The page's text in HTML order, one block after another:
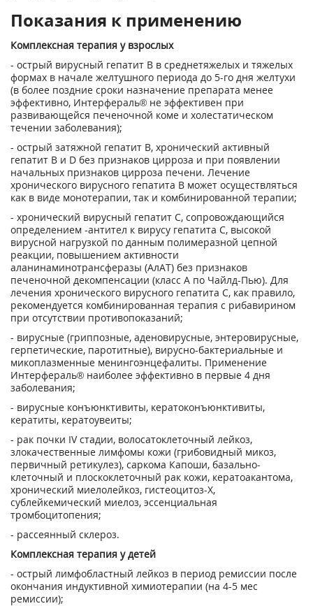
Показания к применению
Комплексная терапия у взрослых
- острый вирусный гепатит В в среднетяжелых и тяжелых
формах в начале желтушного периода до 5-го дня желтухи
(в более поздние сроки назначение препарата менее
эффективно, Интерфераль® не эффективен при
развивающейся печеночной коме и холестатическом
течении заболевания);
- острый затяжной гепатит В, хронический активный
гепатит В и D без признаков цирроза и при появлении
начальных признаков цирроза печени. Лечение
хронического вирусного гепатита В может осуществляться
как в виде монотерапии, так и комбинированной терапии;
- хронический вирусный гепатит С, сопровождающийся
определением -антител к вирусу гепатита С, высокой
вирусной нагрузкой по данным полимеразной цепной
реакции, повышением активности
аланинаминотрансферазы (АлАТ) без признаков
печеночной декомпенсации (класс А по Чайлд-Пью). Для
лечения хронического вирусного гепатита С, как правило,
рекомендуется комбинированная терапия с рибавирином
при отсутствии противопоказаний;
- вирусные (гриппозные, аденовирусные, энтеровирусные,
герпетические, паротитные), вирусно-бактериальные и
микоплазменные менингоэнцефалиты. Применение
Интерфераль® наиболее эффективно в первые 4 дня
заболевания;
- вирусные конъюнктивиты, кератоконъюнктивиты,
кератиты, кератоувеиты;
- рак почки IV стадии, волосатоклеточный лейкоз,
злокачественные лимфомы кожи (грибовидный микоз,
первичный ретикулез), саркома Капоши, базально-
клеточный и плоскоклеточный рак кожи, кератоакантома,
хронический миелолейкоз, гистеоцитоз-Х,
сублейкемический миелоз, эссенциальная
тромбоцитопения;
- рассеянный склероз.
Комплексная терапия у детей
- острый лимфобластный лейкоз в период ремиссии после
окончания индуктивной химиотерапии (на 4-5 мес
ремиссии);